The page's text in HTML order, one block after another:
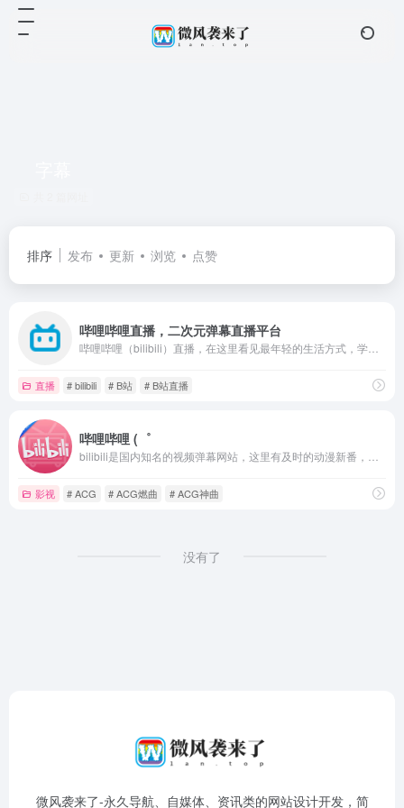
排序 发布 更新 浏览 点赞
哔哩哔哩直播，二次元弹幕直播平台
直播 # bilibili # B站 # B站直播
哔哩哔哩 (゜
影视 # ACG # ACG燃曲 # ACG神曲
没有了
微风袭来了-永久导航、自媒体、资讯类的网站设计开发，简